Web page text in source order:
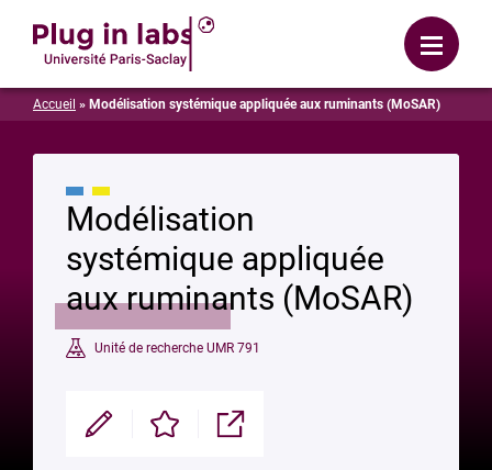
Menu
Accueil » Modélisation systémique appliquée aux ruminants (MoSAR)
Modélisation
systémique appliquée
aux ruminants (MoSAR)
Unité de recherche UMR 791
Modifier Enregistrer Partager